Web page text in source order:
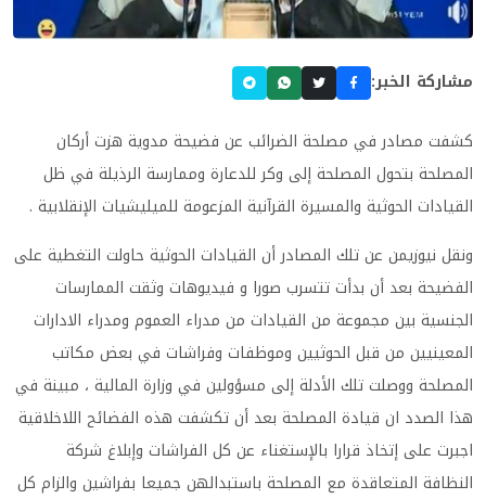
مشاركة الخبر:
كشفت مصادر في مصلحة الضرائب عن فضيحة مدوية هزت أركان
المصلحة بتحول المصلحة إلی وكر للدعارة وممارسة الرذيلة في ظل
القيادات الحوثية والمسيرة القرآنية المزعومة للميليشيات الإنقلابية .
ونقل نيوزيمن عن تلك المصادر أن القيادات الحوثية حاولت التغطية علی
الفضيحة بعد أن بدأت تتسرب صورا و فيديوهات وثقت الممارسات
الجنسية بين مجموعة من القيادات من مدراء العموم ومدراء الادارات
المعينيين من قبل الحوثيين وموظفات وفراشات في بعض مكاتب
المصلحة ووصلت تلك الأدلة إلی مسؤولين في وزارة المالية ، مبينة في
هذا الصدد ان قيادة المصلحة بعد أن تكشفت هذه الفضائح اللاخلاقية
اجبرت علی إتخاذ قرارا بالإستغناء عن كل الفراشات وإبلاغ شركة
النظافة المتعاقدة مع المصلحة باستبدالهن جميعا بفراشين والزام كل